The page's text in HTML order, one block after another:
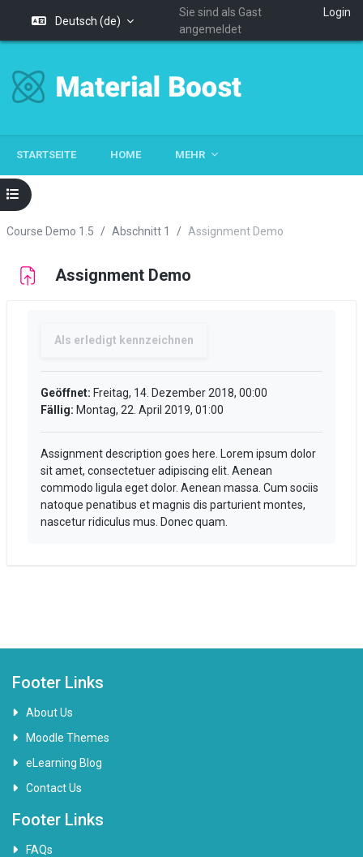
Zum Hauptinhalt
Deutsch ‎(de)‎
Sie sind als Gast
angemeldet
Login
STARTSEITE HOME MEHR
Kursindex öffnen
Course Demo 1.5 Abschnitt 1 Assignment Demo
Assignment Demo
Als erledigt kennzeichnen
Geöffnet: Freitag, 14. Dezember 2018, 00:00
Fällig: Montag, 22. April 2019, 01:00
Assignment description goes here. Lorem ipsum dolor
sit amet, consectetuer adipiscing elit. Aenean
commodo ligula eget dolor. Aenean massa. Cum sociis
natoque penatibus et magnis dis parturient montes,
nascetur ridiculus mus. Donec quam.
Footer Links
About Us
Moodle Themes
eLearning Blog
Contact Us
Footer Links
FAQs